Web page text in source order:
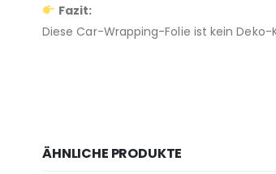
Fazit:
Diese Car-Wrapping-Folie ist kein Deko-
ÄHNLICHE PRODUKTE